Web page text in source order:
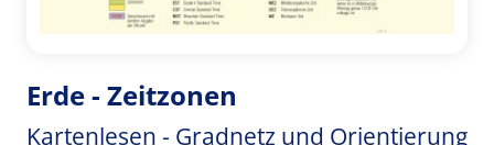
Erde - Zeitzonen
Kartenlesen - Gradnetz und Orientierung